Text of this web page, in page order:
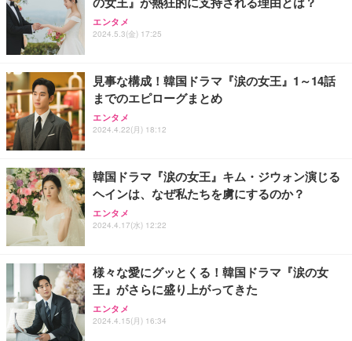
Sezlife オフィスチェア デスクチェア 疲れない テレ
ワーク チェア 強化バックレスト 30度ロッキング機
能 人間工学 椅子 腰サポート 90度跳ね上げ式アーム
ョン PCチェア 通気性メッシュ ゲーミング/勉強/事
務用 おしゃれ パソコンチェア (ブラック)
Sezlife オフィスチェア デスクチェア 疲れない テレ
ワーク チェア 強化バックレスト 30度ロッキング機
能 人間工学 椅子 腰サポート 90度跳ね上げ式アーム
務用 おしゃれ パソコンチェア (ホワイト)
ANDWINT オフィスチェア デスクチェア 肘なし メ
ッシュ 通気性 ランバーサポート付き 腰サポート ガ
ス圧無段階昇降 360度回転 キャスター付き コンパク
【純正品】27"ゲーミングモニター DualSense 充電
フック付き（CFI-ZDM1J）
【整備済み品】Dell E2724HS 27インチ 液晶モニタ
ー フルHD（1920×1080）VA 非光沢 HDMI/DisplayP
ort/VGA スピーカー内蔵 高さ調整 スイベル VESA対
【MiniLED/24.5inch/280Hz/FHD】GRAPHT THE S
HOOTER Gaming Monitor 24” Essential ゲーミン
グモニター QD 24.5インチ 1ms FHD 量子ドット 残
ネオ・ルーライフ ネオ・オムツ L 中型犬用 26枚入
り 単品
Smart Basic(スマートベーシック) 【Amazon.co.jp
限定】 Smart Basic アイリスオーヤマ ペットシーツ
超厚型 お徳用 ワイド 100枚入 (x 1) (ケース販売)
アイリスオーヤマ ペットシーツ 超厚型 お徳用 レギ
ュラー 200枚入【Amazon.co.jp限定】
エンタメ
2024.5.3(金) 17:25
見事な構成！韓国ドラマ『涙の女王』1～14話
までのエピローグまとめ
エンタメ
2024.4.22(月) 18:12
韓国ドラマ『涙の女王』キム・ジウォン演じる
ヘインは、なぜ私たちを虜にするのか？
エンタメ
2024.4.17(水) 12:22
様々な愛にグッとくる！韓国ドラマ『涙の女
王』がさらに盛り上がってきた
エンタメ
2024.4.15(月) 16:34